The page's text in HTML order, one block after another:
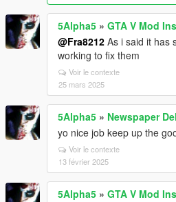
5Alpha5 » GTA V Mod
@Fra8212 As i said it has
working to fix them
Voir le contexte
25 mars 2025
5Alpha5 » Newspaper
yo nice job keep up the
Voir le contexte
13 février 2025
5Alpha5 » GTA V Mod